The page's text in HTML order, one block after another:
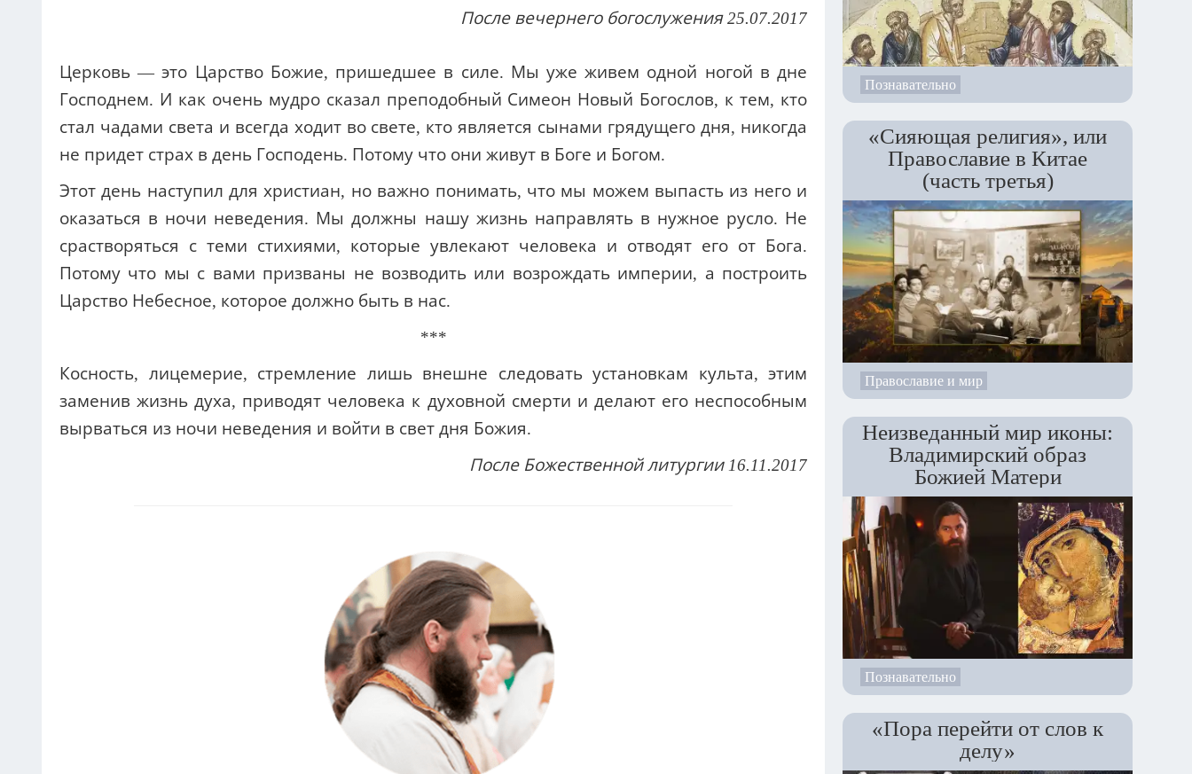
После вечернего богослужения 25.07.2017
Церковь — это Царство Божие, пришедшее в силе. Мы уже живем одной ногой в дне
Господнем. И как очень мудро сказал преподобный Симеон Новый Богослов, к тем, кто
стал чадами света и всегда ходит во свете, кто является сынами грядущего дня, никогда
не придет страх в день Господень. Потому что они живут в Боге и Богом.
Этот день наступил для христиан, но важно понимать, что мы можем выпасть из него и
оказаться в ночи неведения. Мы должны нашу жизнь направлять в нужное русло. Не
срастворяться с теми стихиями, которые увлекают человека и отводят его от Бога.
Потому что мы с вами призваны не возводить или возрождать империи, а построить
Царство Небесное, которое должно быть в нас.
***
Косность, лицемерие, стремление лишь внешне следовать установкам культа, этим
заменив жизнь духа, приводят человека к духовной смерти и делают его неспособным
вырваться из ночи неведения и войти в свет дня Божия.
После Божественной литургии 16.11.2017
Познавательно
«Сияющая религия», или
Православие в Китае
(часть третья)
Православие и мир
Неизведанный мир иконы:
Владимирский образ
Божией Матери
Познавательно
«Пора перейти от слов к
делу»